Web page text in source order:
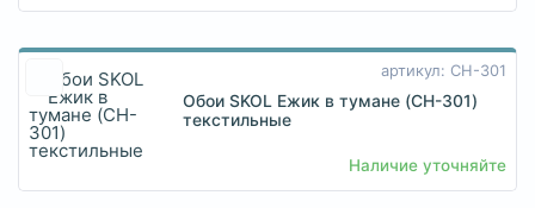
артикул: CH-301
Обои SKOL Ежик в тумане (CH-301)
текстильные
Наличие уточняйте